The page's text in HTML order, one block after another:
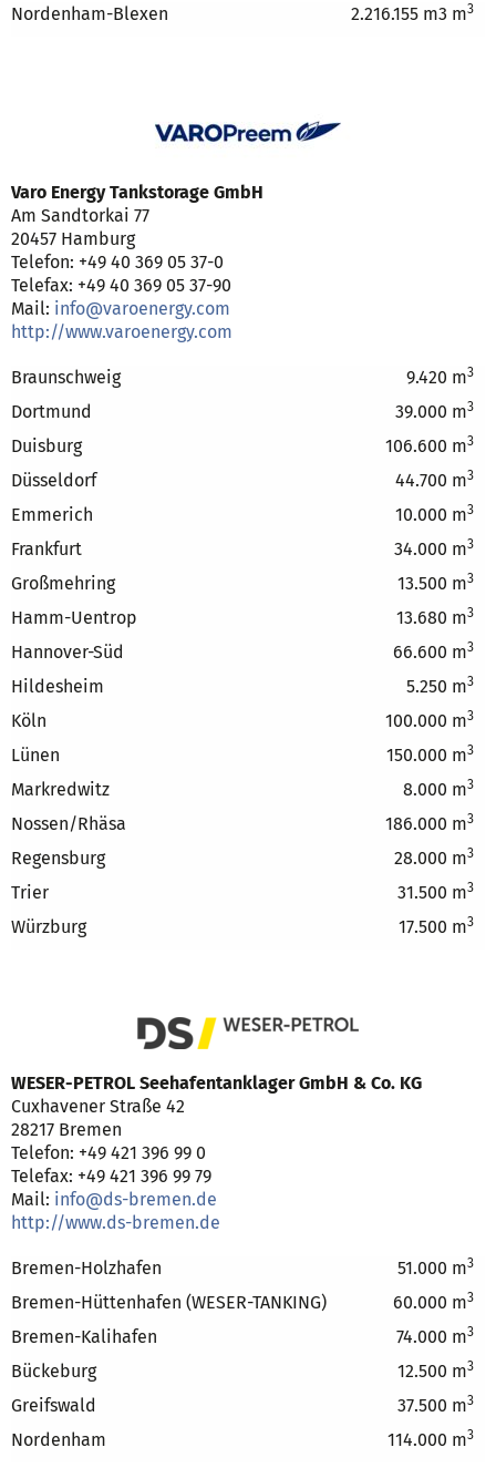
Nordenham-Blexen 2.216.155 m3 m3
Varo Energy Tankstorage GmbH
Am Sandtorkai 77
20457 Hamburg
Telefon: +49 40 369 05 37-0
Telefax: +49 40 369 05 37-90
Mail: info@varoenergy.com
http://www.varoenergy.com
Braunschweig 9.420 m3
Dortmund 39.000 m3
Duisburg 106.600 m3
Düsseldorf 44.700 m3
Emmerich 10.000 m3
Frankfurt 34.000 m3
Großmehring 13.500 m3
Hamm-Uentrop 13.680 m3
Hannover-Süd 66.600 m3
Hildesheim 5.250 m3
Köln 100.000 m3
Lünen 150.000 m3
Markredwitz 8.000 m3
Nossen/Rhäsa 186.000 m3
Regensburg 28.000 m3
Trier 31.500 m3
Würzburg 17.500 m3
WESER-PETROL Seehafentanklager GmbH & Co. KG
Cuxhavener Straße 42
28217 Bremen
Telefon: +49 421 396 99 0
Telefax: +49 421 396 99 79
Mail: info@ds-bremen.de
http://www.ds-bremen.de
Bremen-Holzhafen 51.000 m3
Bremen-Hüttenhafen (WESER-TANKING) 60.000 m3
Bremen-Kalihafen 74.000 m3
Bückeburg 12.500 m3
Greifswald 37.500 m3
Nordenham 114.000 m3